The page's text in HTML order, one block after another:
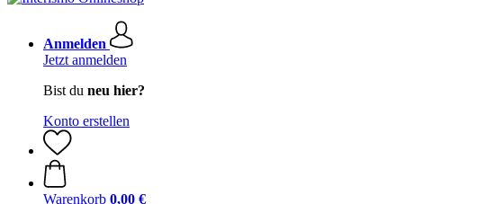
Anmelden
Jetzt anmelden
Bist du neu hier?
Konto erstellen
Warenkorb 0,00 €